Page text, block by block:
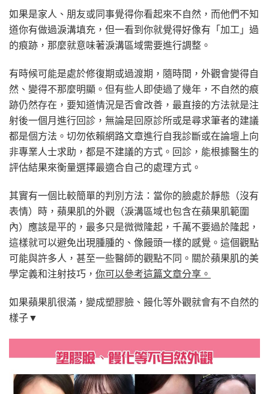
如果是家人、朋友或同事覺得你看起來不自然，而他們不知
道你有做過淚溝填充，但一看到你就覺得好像有「加工」過
的痕跡，那麼就意味著淚溝區域需要進行調整。
有時候可能是處於修復期或過渡期，隨時間，外觀會變得自
然、變得不那麼明顯。但有些人即使過了幾年，不自然的痕
跡仍然存在，要知道情況是否會改善，最直接的方法就是注
射後一個月進行回診，無論是回原診所或是尋求筆者的建議
都是個方法。切勿依賴網路文章進行自我診斷或在論壇上向
非專業人士求助，都是不建議的方式。回診，能根據醫生的
評估結果來衡量選擇最適合自己的處理方式。
其實有一個比較簡單的判別方法：當你的臉處於靜態（沒有
表情）時，蘋果肌的外觀（淚溝區域也包含在蘋果肌範圍
內）應該是平的，最多只是微微隆起，千萬不要過於隆起，
這樣就可以避免出現腫腫的、像饅頭一樣的感覺。這個觀點
可能與許多人，甚至一些醫師的觀點不同。關於蘋果肌的美
學定義和注射技巧， 你可以參考這篇文章分享。
如果蘋果肌很滿，變成塑膠臉、饅化等外觀就會有不自然的
樣子▼